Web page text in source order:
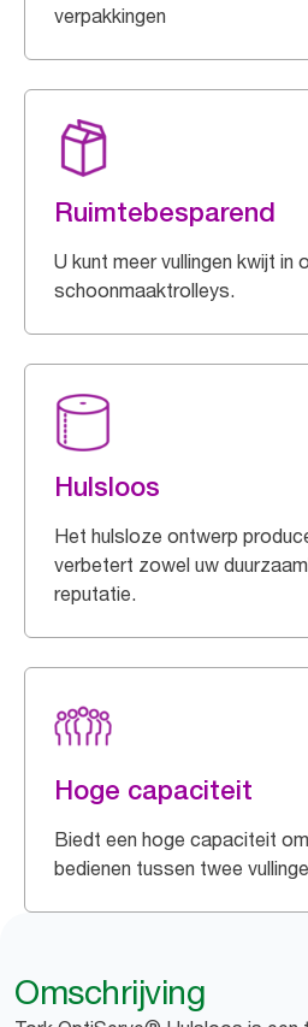
verpakkingen
Ruimtebesparend
U kunt meer vullingen kwijt in
schoonmaaktrolleys.
Hulsloos
Het hulsloze ontwerp
verbetert zowel uw
reputatie.
Hoge capaciteit
Biedt een hoge capaciteit
bedienen tussen twee
Omschrijving